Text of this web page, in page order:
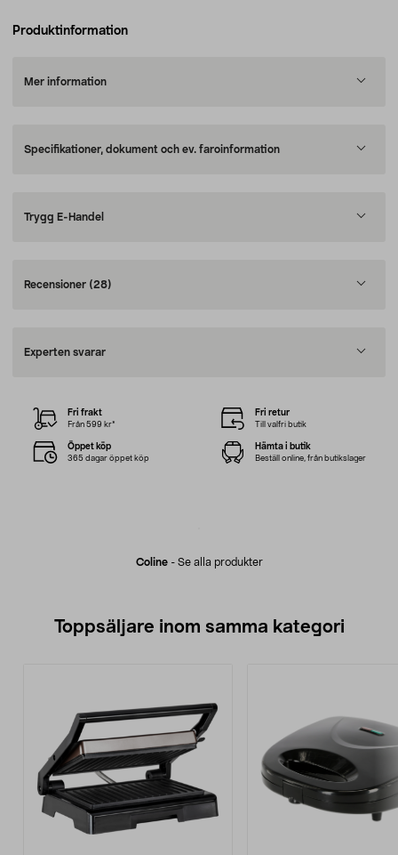
Produktinformation
Mer information
Specifikationer, dokument och ev. faroinformation
Trygg E-Handel
Recensioner (28)
Experten svarar
Coline- Se alla produkter
Fri frakt
Från 599 kr*
Fri retur
Till valfri butik
Öppet köp
365 dagar öppet köp
Hämta i butik
Beställ online, från butikslager
Toppsäljare inom samma kategori